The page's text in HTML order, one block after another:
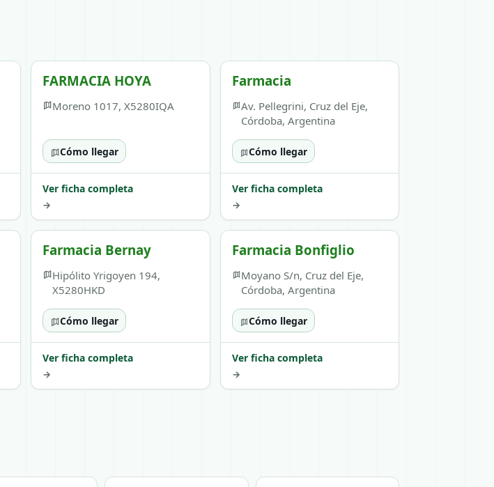
FARMACIA HOYA
Moreno 1017, X5280IQA
Cómo llegar
Ver ficha completa
→
Farmacia
Av. Pellegrini, Cruz del Eje,
Córdoba, Argentina
Cómo llegar
Ver ficha completa
→
Farmacia Bernay
Hipólito Yrigoyen 194,
X5280HKD
Cómo llegar
Ver ficha completa
→
Farmacia Bonfiglio
Moyano S/n, Cruz del Eje,
Córdoba, Argentina
Cómo llegar
Ver ficha completa
→